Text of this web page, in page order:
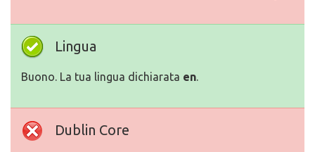
Lingua
Buono. La tua lingua dichiarata en.
Dublin Core